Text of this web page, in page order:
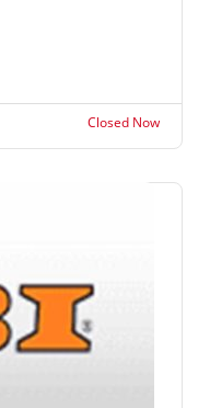
Closed Now